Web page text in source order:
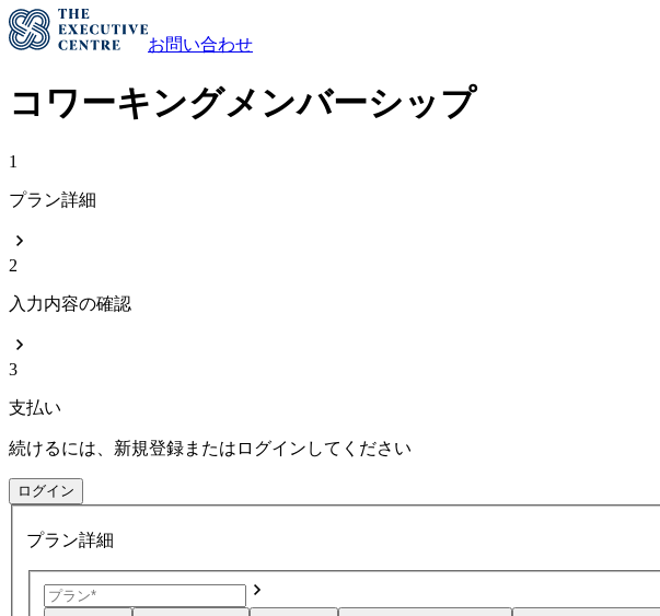
お問い合わせ
コワーキングメンバーシップ
1
プラン詳細
2
入力内容の確認
3
支払い
続けるには、新規登録またはログインしてください
ログイン
プラン詳細